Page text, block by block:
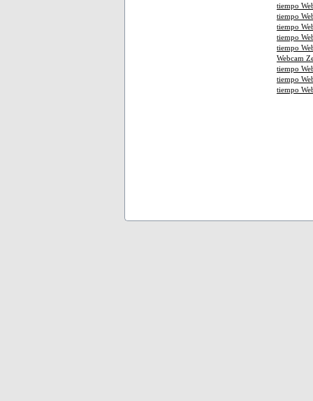
tiempo
tiempo
tiempo
tiempo
tiempo
Webcam
tiempo
tiempo
tiempo